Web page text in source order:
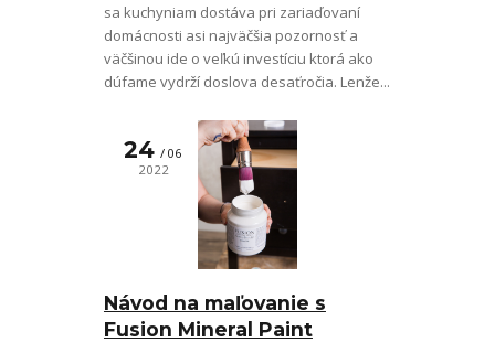
sa kuchyniam dostáva pri zariaďovaní
domácnosti asi najväčšia pozornosť a
väčšinou ide o veľkú investíciu ktorá ako
dúfame vydrží doslova desaťročia. Lenže...
Návod na maľovanie s
Fusion Mineral Paint
24
06
2022